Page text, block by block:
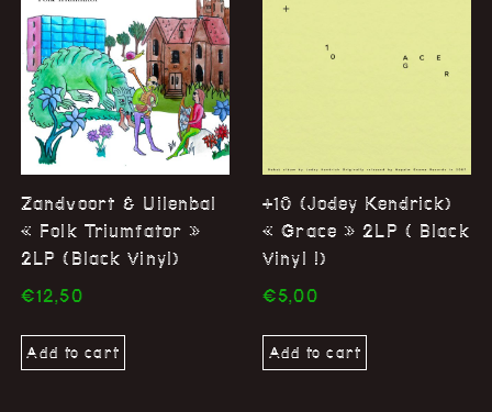
+10 (Jodey Kendrick)
« Grace » 2LP ( Black
Vinyl !)
€5,00
Add to cart
Zandvoort & Uilenbal
« Folk Triumfator »
2LP (Black Vinyl)
€12,50
Add to cart